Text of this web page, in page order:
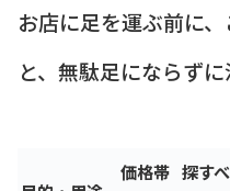
お店に足を運ぶ前に
と、無駄足にならずに
価格帯 探す